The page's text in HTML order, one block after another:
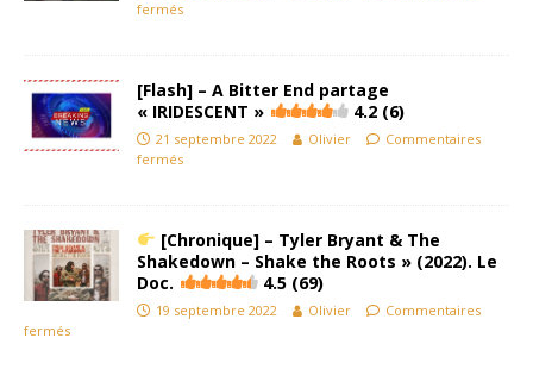
fermés
[Flash] – A Bitter End partage
« IRIDESCENT »
4.2 (6)
21 septembre 2022 Olivier
Commentaires
fermés
[Chronique] – Tyler Bryant & The
Shakedown – Shake the Roots » (2022). Le
Doc.
4.5 (69)
19 septembre 2022 Olivier
Commentaires
fermés